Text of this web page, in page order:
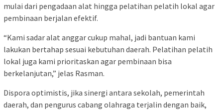
mulai dari pengadaan alat hingga pelatihan pelatih lokal agar
pembinaan berjalan efektif.
“Kami sadar alat anggar cukup mahal, jadi bantuan kami
lakukan bertahap sesuai kebutuhan daerah. Pelatihan pelatih
lokal juga kami prioritaskan agar pembinaan bisa
berkelanjutan,” jelas Rasman.
Dispora optimistis, jika sinergi antara sekolah, pemerintah
daerah, dan pengurus cabang olahraga terjalin dengan baik,